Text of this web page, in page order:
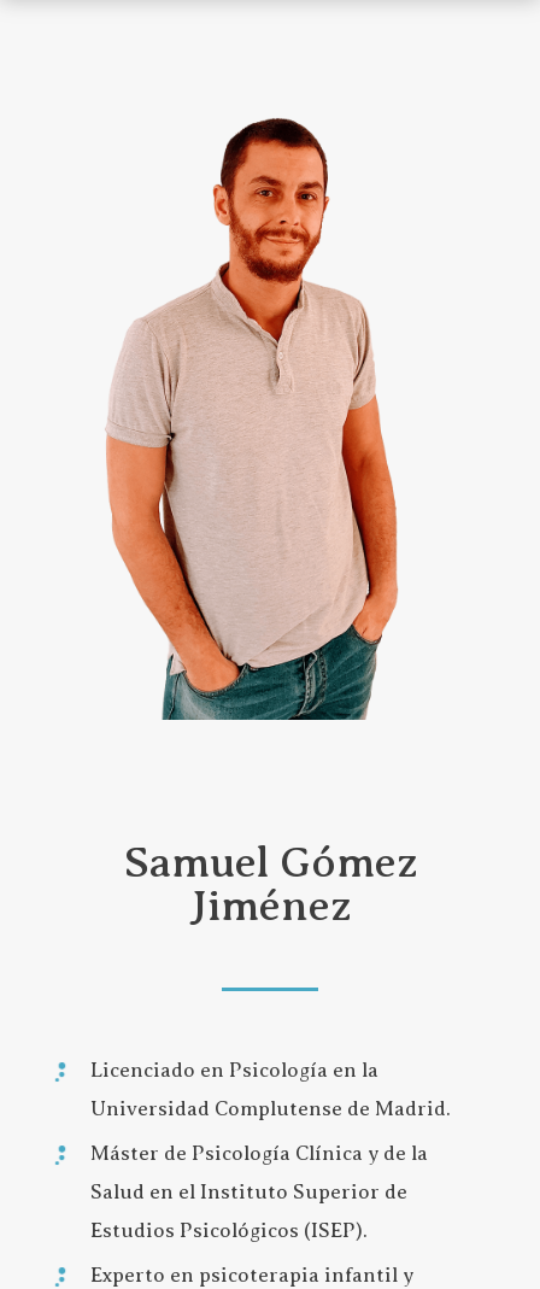
Samuel Gómez
Jiménez
Licenciado en Psicología en la
Universidad Complutense de Madrid.
Máster de Psicología Clínica y de la
Salud en el Instituto Superior de
Estudios Psicológicos (ISEP).
Experto en psicoterapia infantil y